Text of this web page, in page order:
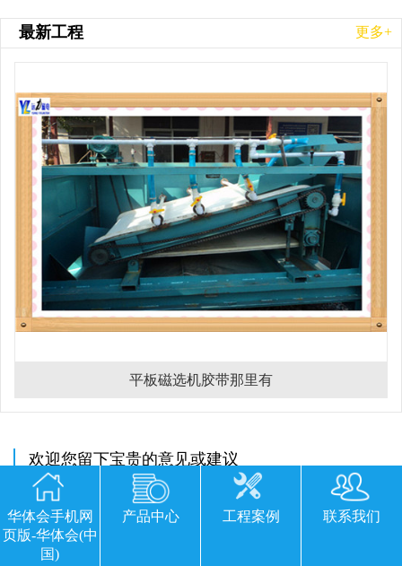
最新工程 更多+
平板磁选机胶带那里有
欢迎您留下宝贵的意见或建议
华体会手机网
页版-华体会(中
国)
产品中心 工程案例 联系我们